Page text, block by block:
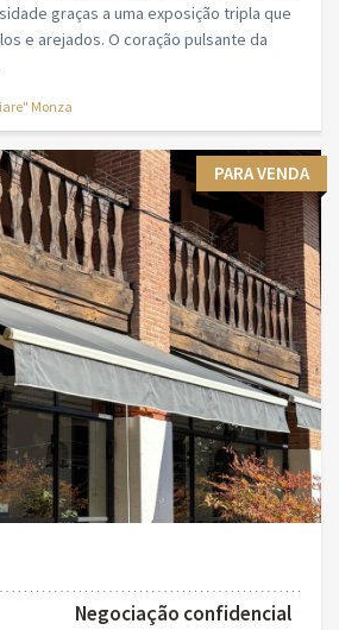
graças a uma exposição tripla que
e arejados. O coração pulsante da
Monza
PARA VENDA
Negociação confidencial